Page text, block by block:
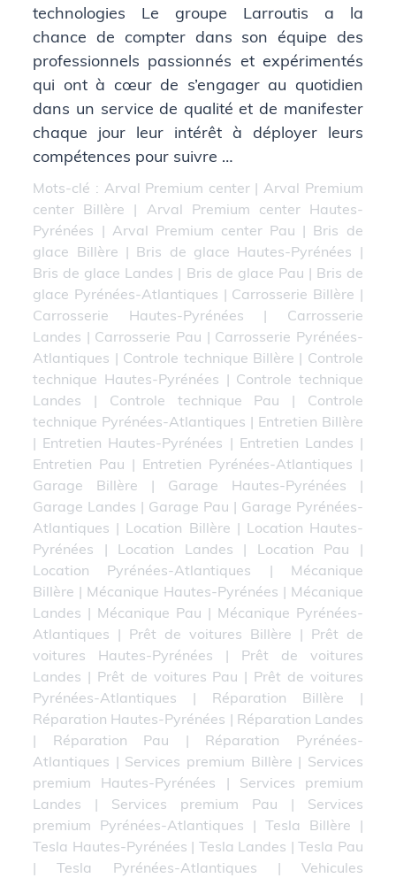
technologies Le groupe Larroutis a la
chance de compter dans son équipe des
professionnels passionnés et expérimentés
qui ont à cœur de s’engager au quotidien
dans un service de qualité et de manifester
chaque jour leur intérêt à déployer leurs
compétences pour suivre …
Mots-clé : Arval Premium center| Arval Premium
center Billère | Arval Premium center Hautes-
Pyrénées | Arval Premium center Pau | Bris de
glace Billère | Bris de glace Hautes-Pyrénées |
Bris de glace Landes | Bris de glace Pau | Bris de
glace Pyrénées-Atlantiques | Carrosserie Billère |
Carrosserie Hautes-Pyrénées | Carrosserie
Landes | Carrosserie Pau | Carrosserie Pyrénées-
Atlantiques | Controle technique Billère | Controle
technique Hautes-Pyrénées | Controle technique
Landes | Controle technique Pau | Controle
technique Pyrénées-Atlantiques | Entretien Billère
| Entretien Hautes-Pyrénées | Entretien Landes |
Entretien Pau | Entretien Pyrénées-Atlantiques |
Garage Billère | Garage Hautes-Pyrénées |
Garage Landes | Garage Pau | Garage Pyrénées-
Atlantiques | Location Billère | Location Hautes-
Pyrénées | Location Landes | Location Pau |
Location Pyrénées-Atlantiques | Mécanique
Billère | Mécanique Hautes-Pyrénées | Mécanique
Landes | Mécanique Pau | Mécanique Pyrénées-
Atlantiques | Prêt de voitures Billère | Prêt de
voitures Hautes-Pyrénées | Prêt de voitures
Landes | Prêt de voitures Pau | Prêt de voitures
Pyrénées-Atlantiques | Réparation Billère |
Réparation Hautes-Pyrénées | Réparation Landes
| Réparation Pau | Réparation Pyrénées-
Atlantiques | Services premium Billère | Services
premium Hautes-Pyrénées | Services premium
Landes | Services premium Pau | Services
premium Pyrénées-Atlantiques | Tesla Billère |
Tesla Hautes-Pyrénées | Tesla Landes |Tesla Pau
|Tesla Pyrénées-Atlantiques | Vehicules